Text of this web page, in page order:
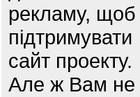
рекламу, щоб
підтримувати
сайт проекту.
Але ж Вам не